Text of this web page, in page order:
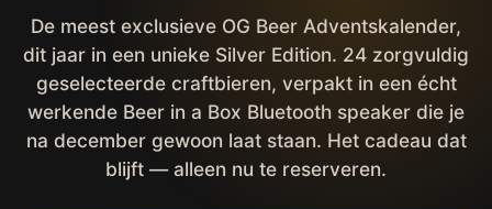
De meest exclusieve OG Beer Adventskalender,
dit jaar in een unieke Silver Edition. 24 zorgvuldig
geselecteerde craftbieren, verpakt in een écht
werkende Beer in a Box Bluetooth speaker die je
na december gewoon laat staan. Het cadeau dat
blijft — alleen nu te reserveren.